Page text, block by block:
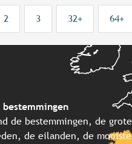
2 3 32+ 64+
bestemmingen
de bestemmingen, de grote
de eilanden, de mooiste